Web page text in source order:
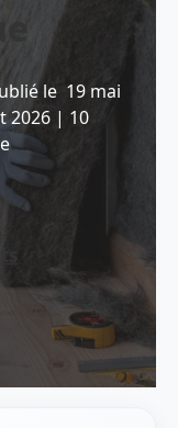
le 19 mai
2026 | 10